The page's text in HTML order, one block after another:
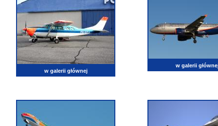
w galerii głównej
w galerii